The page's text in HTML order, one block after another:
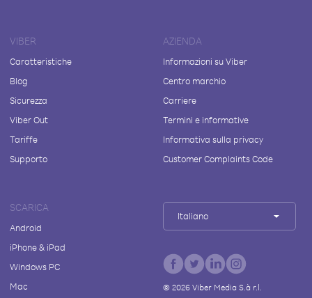
VIBER
Caratteristiche
Blog
Sicurezza
Viber Out
Tariffe
Supporto
AZIENDA
Informazioni su Viber
Centro marchio
Carriere
Termini e informative
Informativa sulla privacy
Customer Complaints Code
SCARICA
Android
iPhone & iPad
Windows PC
Mac
Italiano
© 2026Viber Media S.à r.l.